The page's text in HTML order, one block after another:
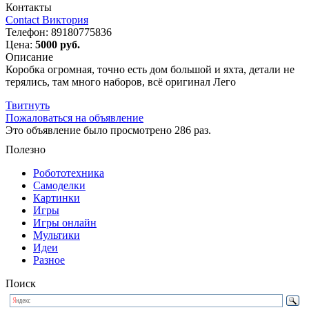
Контакты
Contact Виктория
Телефон: 89180775836
Цена: 5000 руб.
Описание
Коробка огромная, точно есть дом большой и яхта, детали не
терялись, там много наборов, всё оригинал Лего
Твитнуть
Пожаловаться на объявление
Это объявление было просмотрено 286 раз.
Полезно
Робототехника
Самоделки
Картинки
Игры
Игры онлайн
Мультики
Идеи
Разное
Поиск